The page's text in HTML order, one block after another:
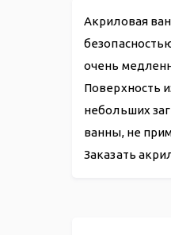
Акриловая
очень
Поверхность
небольших
ванны, не
Заказать